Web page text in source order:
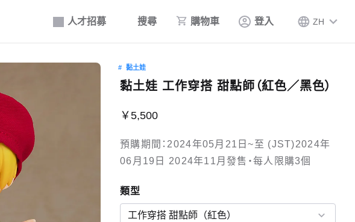
人才招募 搜尋 購物車 登入 ZH
黏土娃
黏土娃 工作穿搭 甜點師（紅色／黑色）
￥5,500
預購期間：2024年05月21日~至 (JST)2024年
06月19日 2024年11月發售・每人限購3個
類型